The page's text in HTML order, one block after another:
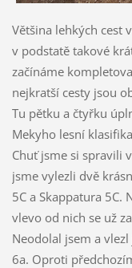
Většina lehkých cest
v podstatě takové
začínáme
nejkratší cesty jsou
Tu pětku a čtyřku
Mekyho lesní
Chuť jsme si spravili
jsme vylezli dvě
5C a Skappatura 5C.
vlevo od nich se už
Neodolal jsem a
6a. Oproti